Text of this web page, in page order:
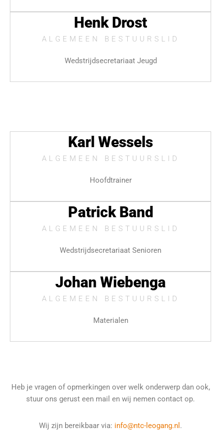
Henk Drost
ALGEMEEN BESTUURSLID
Wedstrijdsecretariaat Jeugd
Karl Wessels
ALGEMEEN BESTUURSLID
Hoofdtrainer
Patrick Band
ALGEMEEN BESTUURSLID
Wedstrijdsecretariaat Senioren
Johan Wiebenga
ALGEMEEN BESTUURSLID
Materialen
Heb je vragen of opmerkingen over welk onderwerp dan ook,
stuur ons gerust een mail en wij nemen contact op.
Wij zijn bereikbaar via: info@ntc-leogang.nl .